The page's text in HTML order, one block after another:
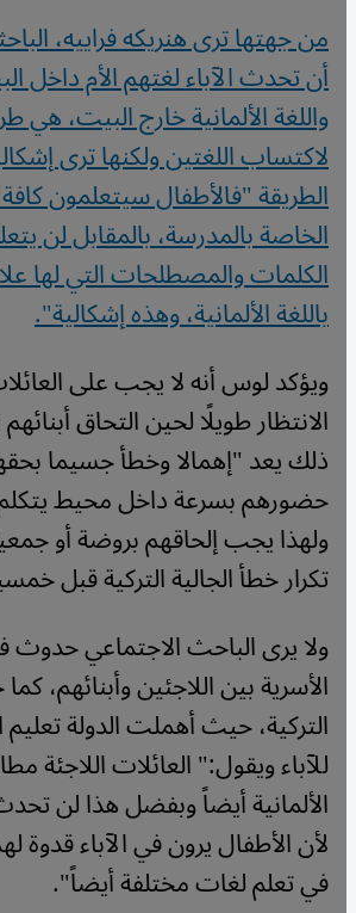
من جهتها ترى هنريكه فراييه،
أن تحدث الآباء لغتهم الأم داخل
واللغة الألمانية خارج البيت، هي
لاكتساب اللغتين ولكنها ترى
الطريقة "فالأطفال سيتعلمون
الخاصة بالمدرسة، بالمقابل لن
الكلمات والمصطلحات التي لها
باللغة الألمانية، وهذه إشكالية".
ويؤكد لوس أنه لا يجب على
الانتظار طويلًا لحين التحاق
ذلك يعد "إهمالا وخطأ جسيما
حضورهم بسرعة داخل محيط يتكلم
ولهذا يجب إلحاقهم بروضة أو
تكرار خطأ الجالية التركية قبل
ولا يرى الباحث الاجتماعي حدوث
الأسرية بين اللاجئين وأبنائهم،
التركية، حيث أهملت الدولة تعليم
للآباء ويقول:" العائلات اللاجئة
الألمانية أيضاً وبفضل هذا لن
لأن الأطفال يرون في الآباء قدوة
في تعلم لغات مختلفة أيضاً".